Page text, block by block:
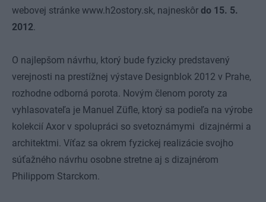
webovej stránke www.h2ostory.sk, najneskôr do 15. 5.
2012.
O najlepšom návrhu, ktorý bude fyzicky predstavený
verejnosti na prestížnej výstave Designblok 2012 v Prahe,
rozhodne odborná porota. Novým členom poroty za
vyhlasovateľa je Manuel Züfle, ktorý sa podieľa na výrobe
kolekcií Axor v spolupráci so svetoznámymi dizajnérmi a
architektmi. Víťaz sa okrem fyzickej realizácie svojho
súťažného návrhu osobne stretne aj s dizajnérom
Philippom Starckom.